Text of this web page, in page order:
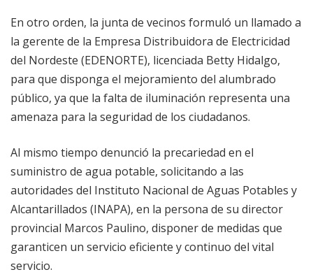
En otro orden, la junta de vecinos formuló un llamado a
la gerente de la Empresa Distribuidora de Electricidad
del Nordeste (EDENORTE), licenciada Betty Hidalgo,
para que disponga el mejoramiento del alumbrado
público, ya que la falta de iluminación representa una
amenaza para la seguridad de los ciudadanos.
Al mismo tiempo denunció la precariedad en el
suministro de agua potable, solicitando a las
autoridades del Instituto Nacional de Aguas Potables y
Alcantarillados (INAPA), en la persona de su director
provincial Marcos Paulino, disponer de medidas que
garanticen un servicio eficiente y continuo del vital
servicio.